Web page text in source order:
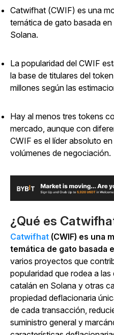
Catwifhat (CWIF) es una
temática de gato basada
Solana.
La popularidad del CWIF
la base de titulares del
millones según las
Hay al menos tres tokens
mercado, aunque con
CWIF es el líder absoluto
volúmenes de negociación.
¿Qué es
Catwifhat (CWIF) es una
temática de gato basada
varios proyectos que
popularidad que rodea a
catalán en Solana y otras
propiedad deflacionaria
de cada transacción,
suministro general y